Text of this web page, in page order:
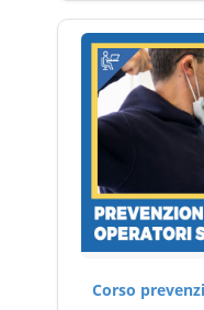
Corso